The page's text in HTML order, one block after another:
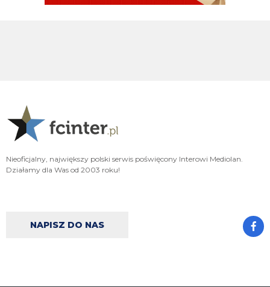
Wiem, że on tutaj coś pisał, pewnie ma w zwyczaju też czytać i pompować
sobie ego na każdą wspominkę o nim xD Żałosny typek
Ooo Bartman zjebus mnie zbanował za to, że nazwałem czczonego przez
niego w poście wspominkowym faszola z Lazio - Fabrizio Piscittelego
Nieoficjalny, największy polski serwis poświęcony Interowi Mediolan.
Działamy dla Was od 2003 roku!
NAPISZ DO NAS